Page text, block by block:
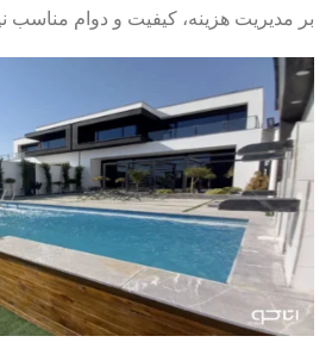
بر مدیریت هزینه، کیفیت و دوام مناسب